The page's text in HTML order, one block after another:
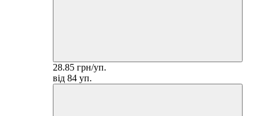
28.85 грн/уп.
від 84 уп.